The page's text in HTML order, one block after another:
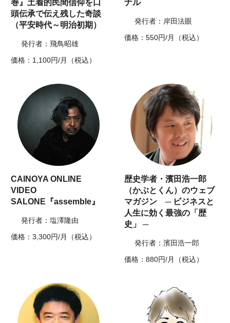
巻』土着的民間信仰を口
頭伝承で伝え残した奇談
（平安時代～明治初期）
発行者：飛鳥昭雄
価格：1,100円/月（税込）
ナル
発行者：岸田法眼
価格：550円/月（税込）
CAINOYA ONLINE
VIDEO
SALONE『assemble』
発行者：塩澤隆由
価格：3,300円/月（税込）
歴史学者・濱田浩一郎
（かぶとくん）のウェブ
マガジン ─ ビジネスと
人生に効く最強の「歴
史」 ─
発行者：濱田浩一郎
価格：880円/月（税込）